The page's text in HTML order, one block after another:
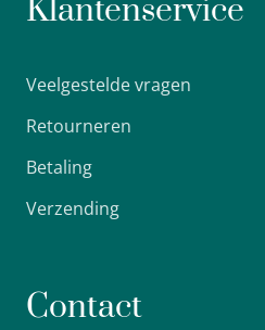
Klantenservice
Veelgestelde vragen
Retourneren
Betaling
Verzending
Contact